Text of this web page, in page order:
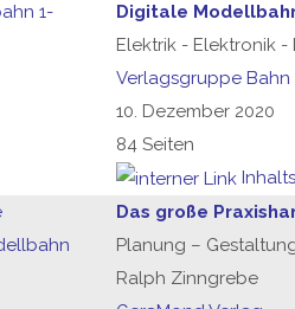
Digitale
Elektrik - Elektronik
Verlagsgruppe Bahn
10. Dezember 2020
84 Seiten
Das große
Planung –
Ralph Zinngrebe